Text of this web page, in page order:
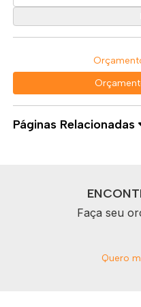
Páginas Relacionadas
Faça seu
Quero